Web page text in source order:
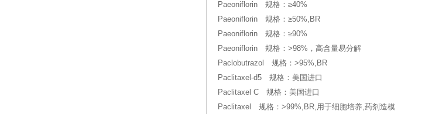
Paeoniflorin 规格：≥40%
Paeoniflorin 规格：≥50%,BR
Paeoniflorin 规格：≥90%
Paeoniflorin 规格：>98%，高含量易分解
Paclobutrazol 规格：>95%,BR
Paclitaxel-d5 规格：美国进口
Paclitaxel C 规格：美国进口
Paclitaxel 规格：>99%,BR,用于细胞培养,药剂造模